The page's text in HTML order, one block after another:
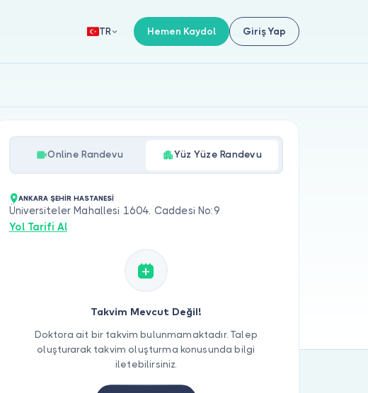
TR Hemen Kaydol Giriş Yap
Online Randevu Yüz Yüze Randevu
ANKARA ŞEHİR HASTANESİ
Üniversiteler Mahallesi 1604. Caddesi No:9
Yol Tarifi Al
Takvim Mevcut Değil!
Doktora ait bir takvim bulunmamaktadır. Talep
oluşturarak takvim oluşturma konusunda bilgi
iletebilirsiniz.